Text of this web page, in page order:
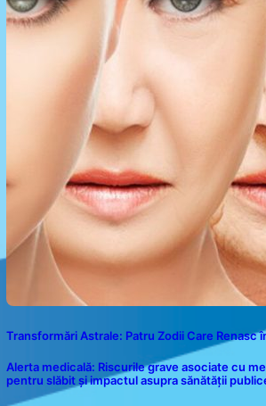
Transformări Astrale: Patru Zodii Care Renasc
Alerta medicală: Riscurile grave asociate cu
pentru slăbit și impactul asupra sănătății